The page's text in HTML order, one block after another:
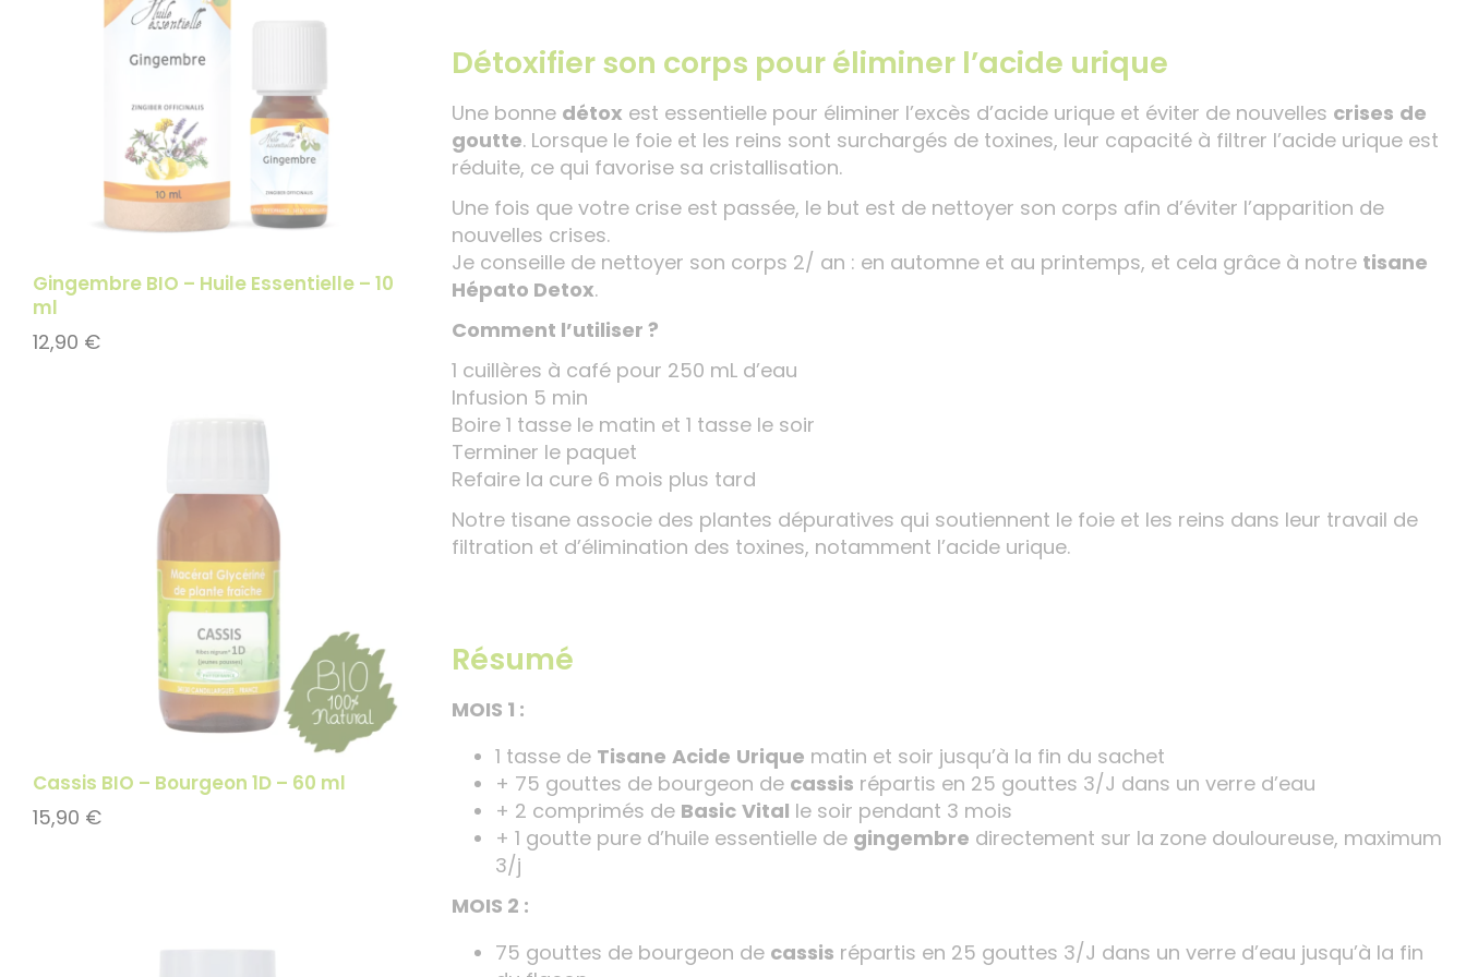
Gingembre BIO – Huile Essentielle – 10
ml
12,90 €
Cassis BIO – Bourgeon 1D – 60 ml
15,90 €
Détoxifier son corps pour éliminer l’acide urique
Une bonne détox est essentielle pour éliminer l’excès d’acide urique et éviter de nouvelles crises de
goutte. Lorsque le foie et les reins sont surchargés de toxines, leur capacité à filtrer l’acide urique est
réduite, ce qui favorise sa cristallisation.
Une fois que votre crise est passée, le but est de nettoyer son corps afin d’éviter l’apparition de
nouvelles crises.
Je conseille de nettoyer son corps 2/ an : en automne et au printemps, et cela grâce à notre tisane
Hépato Detox.
Comment l’utiliser ?
1 cuillères à café pour 250 mL d’eau
Infusion 5 min
Boire 1 tasse le matin et 1 tasse le soir
Terminer le paquet
Refaire la cure 6 mois plus tard
Notre tisane associe des plantes dépuratives qui soutiennent le foie et les reins dans leur travail de
filtration et d’élimination des toxines, notamment l’acide urique.
Résumé
MOIS 1 :
1 tasse de Tisane Acide Urique matin et soir jusqu’à la fin du sachet
+ 75 gouttes de bourgeon de cassis répartis en 25 gouttes 3/J dans un verre d’eau
+ 2 comprimés de Basic Vital le soir pendant 3 mois
+ 1 goutte pure d’huile essentielle de gingembre directement sur la zone douloureuse, maximum
3/j
MOIS 2 :
75 gouttes de bourgeon de cassis répartis en 25 gouttes 3/J dans un verre d’eau jusqu’à la fin